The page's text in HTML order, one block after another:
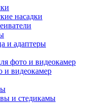
насадки
и адаптеры
фото и видеокамер
и видеокамер
и стедикамы